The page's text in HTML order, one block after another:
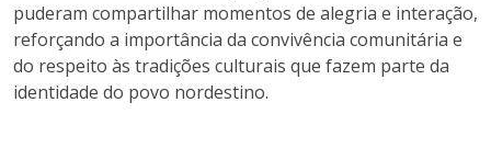
puderam compartilhar momentos de alegria e interação,
reforçando a importância da convivência comunitária e
do respeito às tradições culturais que fazem parte da
identidade do povo nordestino.